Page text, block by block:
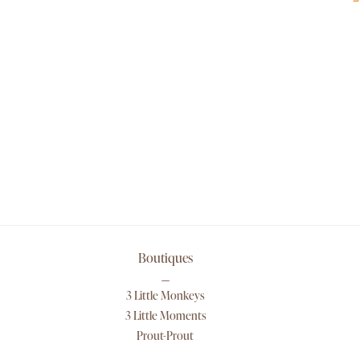
Boutiques
3 Little Monkeys
3 Little Moments
Prout-Prout